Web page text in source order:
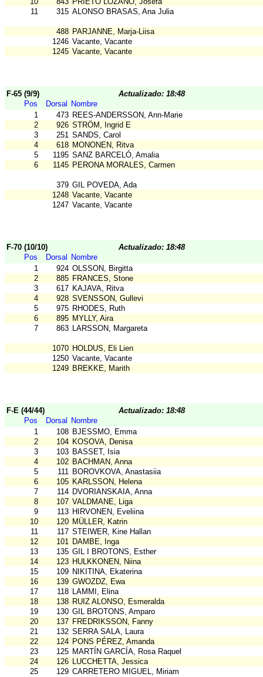
11
315 ALONSO BRASAS, Ana Julia
488 PARJANNE, Marja-Liisa
1246 Vacante, Vacante
1245 Vacante, Vacante
F-65 (9/9)
Actualizado: 18:48
Pos
Dorsal
Nombre
1
473 REES-ANDERSSON, Ann-Marie
2
926 STRÖM, Ingrid E
3
251 SANDS, Carol
4
618 MONONEN, Ritva
5
1195 SANZ BARCELÓ, Amalia
6
1145 PERONA MORALES, Carmen
379 GIL POVEDA, Ada
1248 Vacante, Vacante
1247 Vacante, Vacante
F-70 (10/10)
Actualizado: 18:48
Pos
Dorsal
Nombre
1
924 OLSSON, Birgitta
2
885 FRANCES, Stone
3
617 KAJAVA, Ritva
4
928 SVENSSON, Gullevi
5
975 RHODES, Ruth
6
895 MYLLY, Aira
7
863 LARSSON, Margareta
1070 HOLDUS, Eli Lien
1250 Vacante, Vacante
1249 BREKKE, Marith
F-E (44/44)
Actualizado: 18:48
Pos
Dorsal
Nombre
1
108 BJESSMO, Emma
2
104 KOSOVA, Denisa
3
103 BASSET, Isia
4
102 BACHMAN, Anna
5
111 BOROVKOVA, Anastasiia
6
105 KARLSSON, Helena
7
114 DVORIANSKAIA, Anna
8
107 VALDMANE, Liga
9
113 HIRVONEN, Eveliina
10
120 MÜLLER, Katrin
11
117 STEIWER, Kine Hallan
12
101 DAMBE, Inga
13
135 GIL I BROTONS, Esther
14
123 HULKKONEN, Niina
15
109 NIKITINA, Ekaterina
16
139 GWOZDZ, Ewa
17
118 LAMMI, Elina
18
138 RUIZ ALONSO, Esmeralda
19
130 GIL BROTONS, Amparo
20
137 FREDRIKSSON, Fanny
21
132 SERRA SALA, Laura
22
124 PONS PÉREZ, Amanda
23
125 MARTÍN GARCÍA, Rosa Raquel
24
126 LUCCHETTA, Jessica
25
129 CARRETERO MIGUEL, Miriam